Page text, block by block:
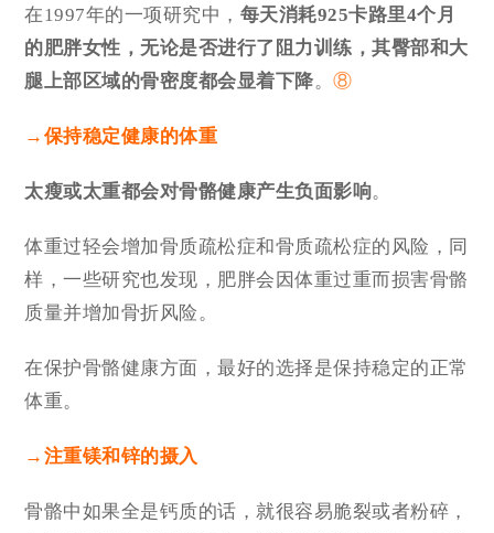
在1997年的一项研究中， 每天消耗925卡路里4个月
的肥胖女性，无论是否进行了阻力训练，其臀部和大
腿上部区域的骨密度都会显着下降。⑧
→保持稳定健康的体重
太瘦或太重都会对骨骼健康产生负面影响。
体重过轻会增加骨质疏松症和骨质疏松症的风险，同
样，一些研究也发现，肥胖会因体重过重而损害骨骼
质量并增加骨折风险。
在保护骨骼健康方面，最好的选择是保持稳定的正常
体重。
→注重镁和锌的摄入
骨骼中如果全是钙质的话，就很容易脆裂或者粉碎，